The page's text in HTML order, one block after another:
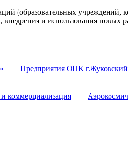
(образовательных учреждений,
и использования новых
Предприятия ОПК
коммерциализация